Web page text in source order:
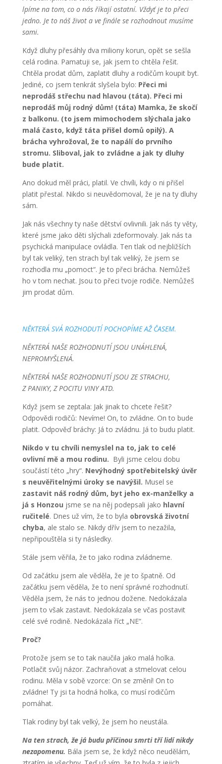
lpíme na tom, co o nás říkají ostatní. Vždyť je to přeci
jedno. Je to náš život a ve finále se rozhodnout musíme
sami.
Když dluhy přesáhly dva miliony korun, opět se sešla
celá rodina. Pamatuji se, jak jsem to chtěla řešit.
Chtěla prodat dům, zaplatit dluhy a rodičům koupit byt.
Jediné, co jsem tenkrát slyšela bylo: Přeci mi
neprodáš střechu nad hlavou (táta). Přeci mi
neprodáš můj rodný dům! (táta) Mamka, že skočí
z balkonu. (to jsem mimochodem slýchala jako
malá často, když táta přišel domů opilý). A
brácha vyhrožoval, že to napálí do prvního
stromu. Sliboval, jak to zvládne a jak ty dluhy
bude platit.
Ano dokud měl práci, platil. Ve chvíli, kdy o ni přišel
platit přestal. Nikdo si neuvědomoval, že je na ty dluhy
sám.
Jak nás všechny ty naše dětství ovlivnili. Jak nás ty věty,
které jsme jako děti slýchali zdeformovaly. Jak nás ta
psychická manipulace ovládla. Ten tlak od nejbližších
byl tak veliký, ten strach byl tak veliký, že jsem se
rozhodla mu „pomoct“. Je to přeci brácha. Nemůžeš
ho v tom nechat. Jsou to přeci tvoje rodiče. Nemůžeš
jim prodat dům.
NĚKTERÁ SVÁ ROZHODUTÍ POCHOPÍME AŽ ČASEM.
NĚKTERÁ NAŠE ROZHODNUTÍ JSOU UNÁHLENÁ,
NEPROMYŠLENÁ.
NĚKTERÁ NAŠE ROZHODNUTÍ JSOU ZE STRACHU,
Z PANIKY, Z POCITU VINY ATD.
Když jsem se zeptala: Jak jinak to chcete řešit?
Odpovědi rodičů: Nevíme! On, to zvládne. On to bude
platit. Odpověď bráchy: Já to zvládnu. Já to budu platit.
Nikdo v tu chvíli nemyslel na to, jak to celé
ovlivní mě a mou rodinu. Byli jsme celou dobu
součástí této „hry“. Nevýhodný spotřebitelský úvěr
s neuvěřitelnými úroky se navýšil. Musel se
zastavit náš rodný dům, byt jeho ex-manželky a
já s Honzou jsme se na něj podepsali jako hlavní
ručitelé. Dnes už vím, že to byla obrovská životní
chyba, ale stalo se. Nikdy dřív jsem to nezažila,
nepřipouštěla si ty následky.
Stále jsem věřila, že to jako rodina zvládneme.
Od začátku jsem ale věděla, že je to špatně. Od
začátku jsem věděla, že to není správné rozhodnutí.
Věděla jsem, že nás to jednou dožene. Nedokázala
jsem to však zastavit. Nedokázala se včas postavit
celé své rodině. Nedokázala říct „NE“.
Proč?
Protože jsem se to tak naučila jako malá holka.
Potlačit svůj názor. Zachraňovat a stmelovat celou
rodinu. Měla v sobě vzorce: On se změní! On to
zvládne! Ty jsi ta hodná holka, co musí rodičům
pomáhat.
Tlak rodiny byl tak velký, že jsem ho neustála.
Na ten strach, že já budu příčinou smrti tří lidí nikdy
nezapomenu. Bála jsem se, že když něco neudělám,